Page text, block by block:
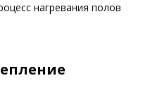
нагревания полов